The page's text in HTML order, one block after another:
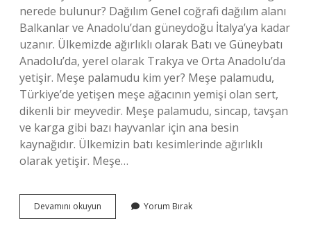
nerede bulunur? Dağılım Genel coğrafi dağılım alanı
Balkanlar ve Anadolu’dan güneydoğu İtalya’ya kadar
uzanır. Ülkemizde ağırlıklı olarak Batı ve Güneybatı
Anadolu’da, yerel olarak Trakya ve Orta Anadolu’da
yetişir. Meşe palamudu kim yer? Meşe palamudu,
Türkiye’de yetişen meşe ağacının yemişi olan sert,
dikenli bir meyvedir. Meşe palamudu, sincap, tavşan
ve karga gibi bazı hayvanlar için ana besin
kaynağıdır. Ülkemizin batı kesimlerinde ağırlıklı
olarak yetişir. Meşe…
Devamını okuyun Palamut
Hangi
Yorum Bırak